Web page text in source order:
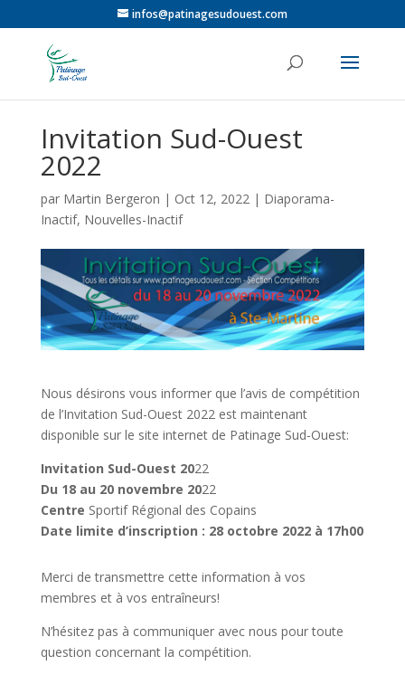
infos@patinagesudouest.com
Invitation Sud-Ouest
2022
par Martin Bergeron | Oct 12, 2022| Diaporama-
Inactif, Nouvelles-Inactif
Nous désirons vous informer que l’avis de compétition
de l’Invitation Sud-Ouest 2022 est maintenant
disponible sur le site internet de Patinage Sud-Ouest:
Invitation Sud-Ouest 2022
Du 18 au 20 novembre 2022
Centre Sportif Régional des Copains
Date limite d’inscription : 28 octobre 2022 à 17h00
Merci de transmettre cette information à vos
membres et à vos entraîneurs!
N’hésitez pas à communiquer avec nous pour toute
question concernant la compétition.